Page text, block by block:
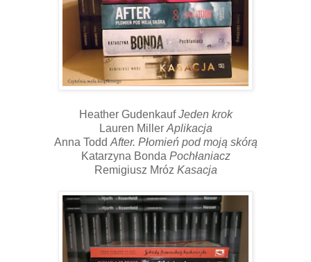
Heather GudenkaufJeden krok
Lauren Miller Aplikacja
Anna Todd After. Płomień pod moją skórą
Katarzyna Bonda Pochłaniacz
Remigiusz Mróz Kasacja